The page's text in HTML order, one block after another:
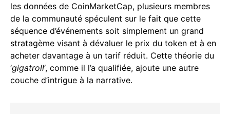
les données de CoinMarketCap, plusieurs membres
de la communauté spéculent sur le fait que cette
séquence d’événements soit simplement un grand
stratagème visant à dévaluer le prix du token et à en
acheter davantage à un tarif réduit. Cette théorie du
‘gigatroll‘, comme il l’a qualifiée, ajoute une autre
couche d’intrigue à la narrative.